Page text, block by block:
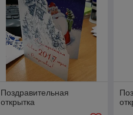
Поздравительная
открытка